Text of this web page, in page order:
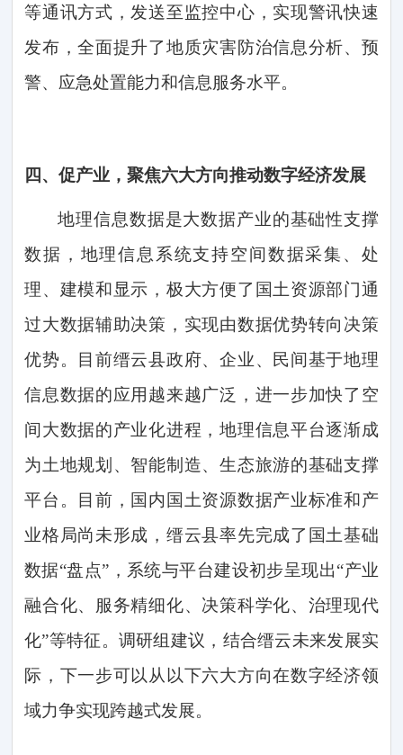
等通讯方式，发送至监控中心，实现警讯快速
发布，全面提升了地质灾害防治信息分析、预
警、应急处置能力和信息服务水平。
四、促产业，聚焦六大方向推动数字经济发展
地理信息数据是大数据产业的基础性支撑
数据，地理信息系统支持空间数据采集、处
理、建模和显示，极大方便了国土资源部门通
过大数据辅助决策，实现由数据优势转向决策
优势。目前缙云县政府、企业、民间基于地理
信息数据的应用越来越广泛，进一步加快了空
间大数据的产业化进程，地理信息平台逐渐成
为土地规划、智能制造、生态旅游的基础支撑
平台。目前，国内国土资源数据产业标准和产
业格局尚未形成，缙云县率先完成了国土基础
数据“盘点”，系统与平台建设初步呈现出“产业
融合化、服务精细化、决策科学化、治理现代
化”等特征。调研组建议，结合缙云未来发展实
际，下一步可以从以下六大方向在数字经济领
域力争实现跨越式发展。